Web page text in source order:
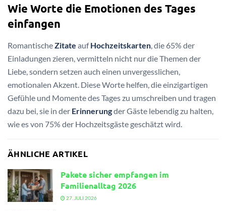
Wie Worte die Emotionen des Tages
einfangen
RomantischeZitate aufHochzeitskarten, die 65% der
Einladungen zieren, vermitteln nicht nur die Themen der
Liebe, sondern setzen auch einen unvergesslichen,
emotionalen Akzent. Diese Worte helfen, die einzigartigen
Gefühle und Momente des Tages zu umschreiben und tragen
dazu bei, sie in der Erinnerungder Gäste lebendig zu halten,
wie es von 75% der Hochzeitsgäste geschätzt wird.
ÄHNLICHE ARTIKEL
Pakete sicher empfangen im
Familienalltag 2026
27. JULI 2026